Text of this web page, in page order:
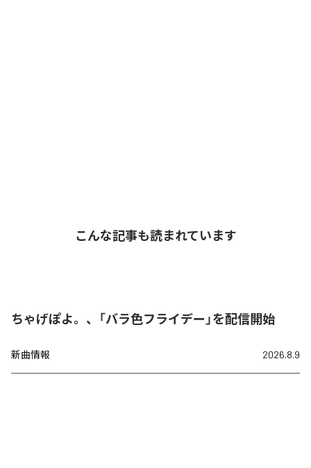
こんな記事も読まれています
ちゃげぽよ。、「バラ色フライデー」を配信開始
新曲情報 2026.8.9